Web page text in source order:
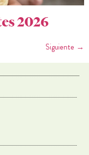
2026
Siguiente →